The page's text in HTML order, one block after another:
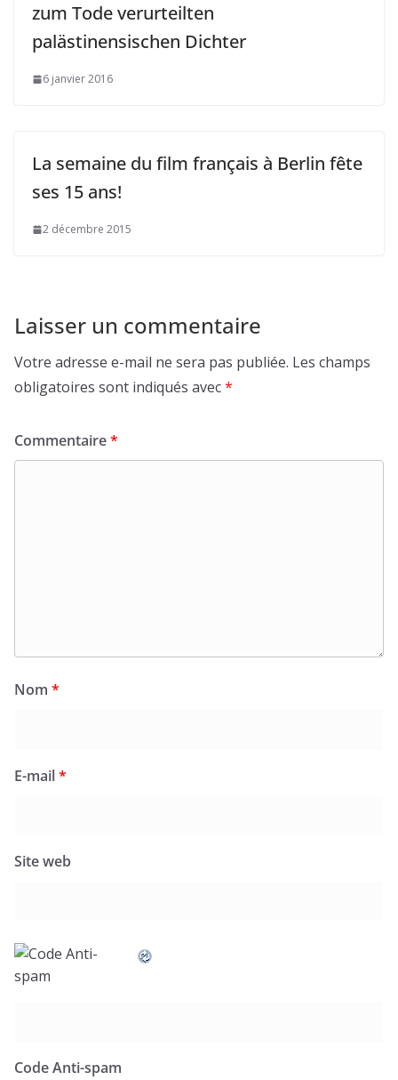
zum Tode verurteilten
palästinensischen Dichter
6 janvier 2016
La semaine du film français à Berlin fête
ses 15 ans!
2 décembre 2015
Laisser un commentaire
Votre adresse e-mail ne sera pas publiée. Les champs
obligatoires sont indiqués avec*
Commentaire*
Nom *
E-mail*
Site web
Code Anti-spam